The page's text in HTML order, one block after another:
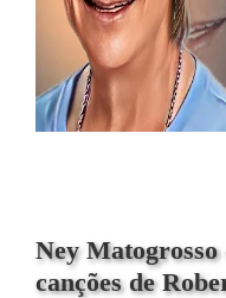
Ney Matogrosso
canções de